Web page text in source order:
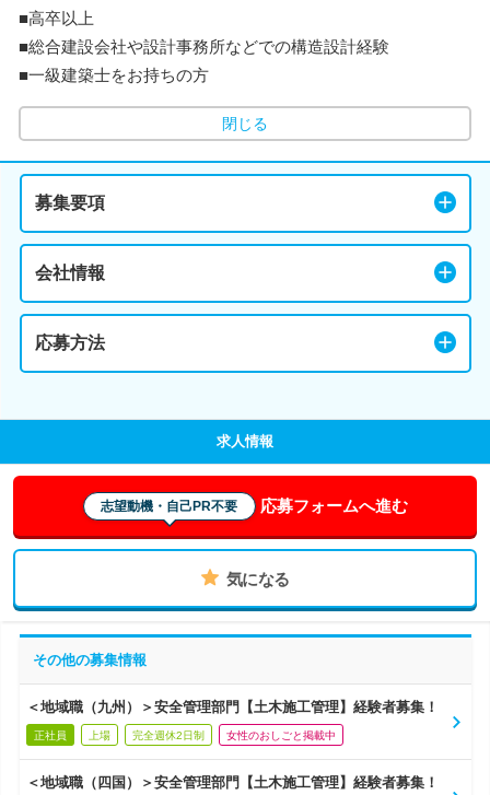
■高卒以上
■総合建設会社や設計事務所などでの構造設計経験
■一級建築士をお持ちの方
閉じる
募集要項
会社情報
応募方法
求人情報
志望動機・自己PR不要 応募フォームへ進む
気になる
その他の募集情報
＜地域職（九州）＞安全管理部門【土木施工管理】経験者募集！
正社員 上場 完全週休2日制 女性のおしごと掲載中
＜地域職（四国）＞安全管理部門【土木施工管理】経験者募集！